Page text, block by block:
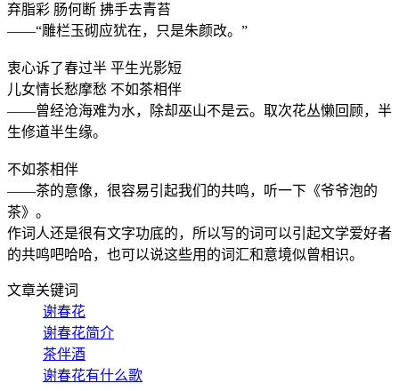
弃脂彩 肠何断 拂手去青苔
——“雕栏玉砌应犹在，只是朱颜改。”
衷心诉了春过半 平生光影短
儿女情长愁摩愁 不如茶相伴
——曾经沧海难为水，除却巫山不是云。取次花丛懒回顾，半
生修道半生缘。
不如茶相伴
——茶的意像，很容易引起我们的共鸣，听一下《爷爷泡的
茶》。
作词人还是很有文字功底的，所以写的词可以引起文学爱好者
的共鸣吧哈哈，也可以说这些用的词汇和意境似曾相识。
文章关键词
谢春花
谢春花简介
茶伴酒
谢春花有什么歌